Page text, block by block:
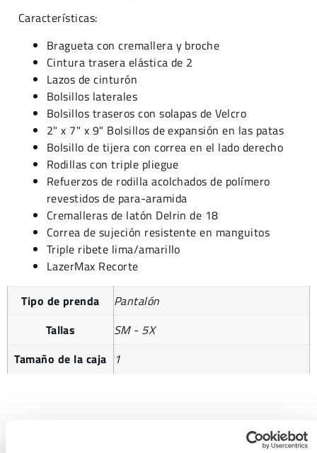
Características:
Bragueta con cremallera y broche
Cintura trasera elástica de 2
Lazos de cinturón
Bolsillos laterales
Bolsillos traseros con solapas de Velcro
2" x 7" x 9" Bolsillos de expansión en las patas
Bolsillo de tijera con correa en el lado derecho
Rodillas con triple pliegue
Refuerzos de rodilla acolchados de polímero
revestidos de para-aramida
Cremalleras de latón Delrin de 18
Correa de sujeción resistente en manguitos
Triple ribete lima/amarillo
LazerMax Recorte
Tipo de prenda
Pantalón
Tallas
SM - 5X
Tamaño de la caja
1